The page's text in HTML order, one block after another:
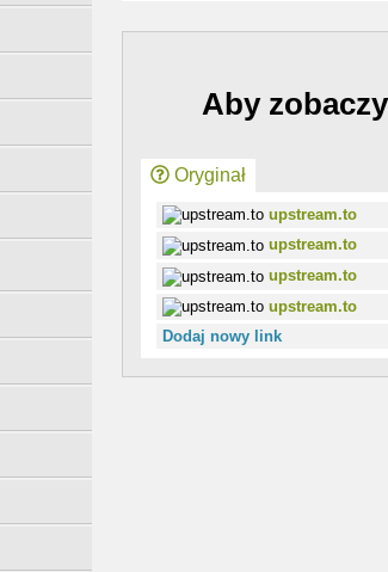
Aby
Oryginał
upstream.to
upstream.to
upstream.to
upstream.to
Dodaj nowy link